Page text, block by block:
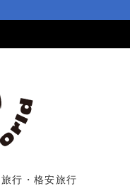
行・格安旅行